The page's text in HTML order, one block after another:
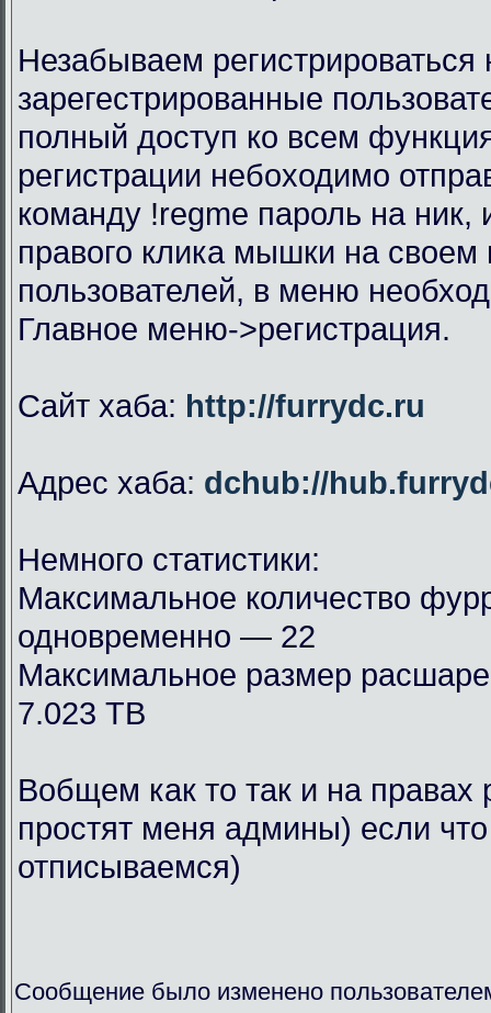
Незабываем регистрироваться
зарегестрированные
полный доступ ко всем
регистрации небоходимо
команду !regme пароль на
правого клика мышки на своем
пользователей, в меню
Главное меню->регистрация.
Сайт хаба: http://furrydc.ru
Адрес хаба: dchub://
Немного статистики:
Максимальное количество
одновременно — 22
Максимальное размер
7.023 TB
Вобщем как то так и на
простят меня админы) если
отписываемся)
Сообщение было изменено